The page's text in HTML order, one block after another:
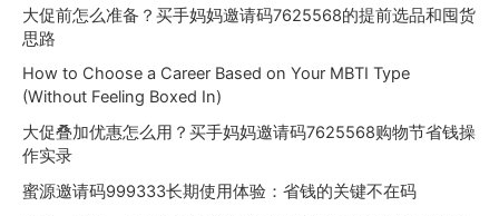
大促前怎么准备？买手妈妈邀请码7625568的提前选品和囤货
思路
How to Choose a Career Based on Your MBTI Type
(Without Feeling Boxed In)
大促叠加优惠怎么用？买手妈妈邀请码7625568购物节省钱操
作实录
蜜源邀请码999333长期使用体验：省钱的关键不在码